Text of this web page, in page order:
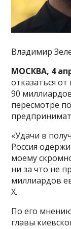
Владимир
МОСКВА, 4
отказаться
90
пересмотре
«Удачи в
Россия
моему
ни за что не
миллиардов
X.
По его
главы